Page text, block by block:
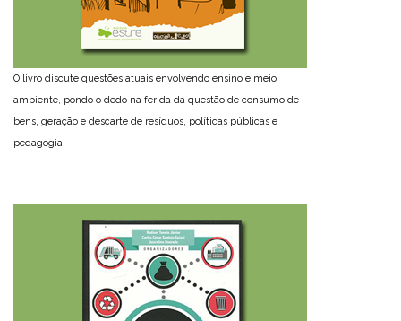
O livro discute questões atuais envolvendo ensino e meio
ambiente, pondo o dedo na ferida da questão de consumo de
bens, geração e descarte de resíduos, políticas públicas e
pedagogia.